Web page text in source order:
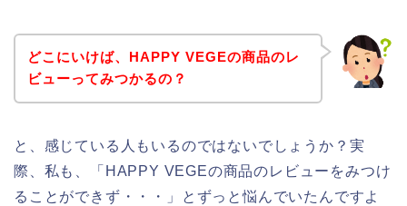
どこにいけば、HAPPY VEGEの商品のレ
ビューってみつかるの？
と、感じている人もいるのではないでしょうか？実
際、私も、「HAPPY VEGEの商品のレビューをみつけ
ることができず・・・」とずっと悩んでいたんですよ